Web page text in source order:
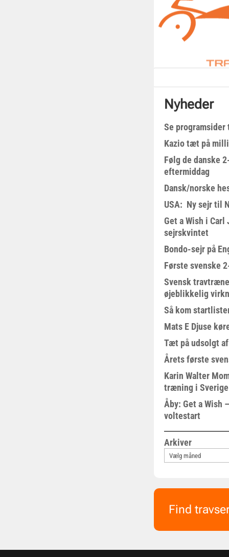
Nyheder
Se
Kazio tæt på
Følg de danske
eftermiddag
Dansk/norske
USA: Ny sejr til
Get a Wish i Carl
sejrskvintet
Bondo-sejr på
Første svenske
Svensk
øjeblikkelig
Så kom
Mats E Djuse
Tæt på udsolgt
Årets første
Karin Walter
træning i Sverige
Åby: Get a Wish
voltestart
Arkiver
Find